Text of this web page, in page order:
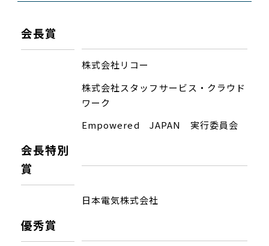
会長賞
株式会社リコー
株式会社スタッフサービス・クラウド
ワーク
Empowered JAPAN 実行委員会
会長特別
賞
日本電気株式会社
優秀賞